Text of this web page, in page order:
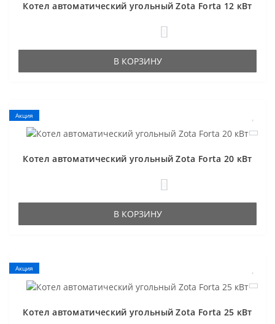
Котел автоматический угольный Zota Forta 12 кВт
В КОРЗИНУ
Акция
Котел автоматический угольный Zota Forta 20 кВт
В КОРЗИНУ
Акция
Котел автоматический угольный Zota Forta 25 кВт